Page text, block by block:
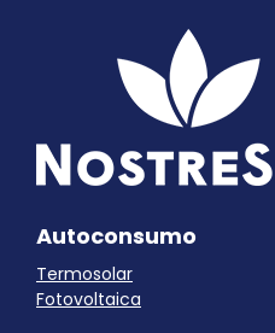
Autoconsumo
Termosolar
Fotovoltaica